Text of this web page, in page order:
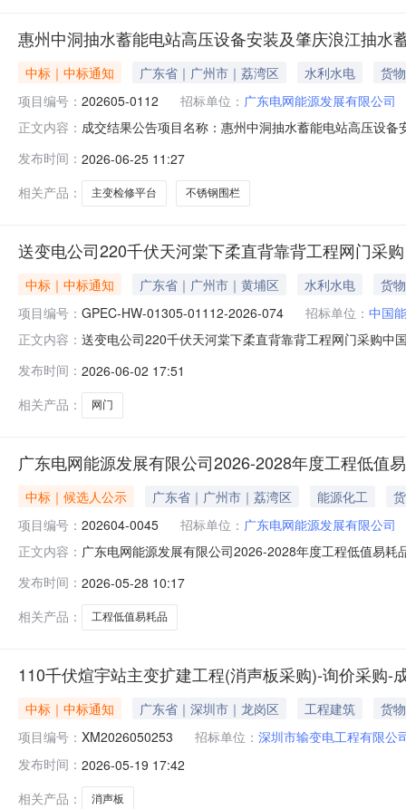
惠州中洞抽水蓄能电站高压设备安装及肇庆浪江抽
中标｜中标通知 广东省｜广州市｜荔湾区 水利水电
货物
项目编号： 202605-0112 招标单位： 广东电网能源发展有限公司
正文内容： 成交结果公告项目名称：惠州中洞抽水蓄能电站高压设
作日内完成代理服务费交纳，并将缴费凭证回传至中国
页面查看缴费信息。2、请成交单
发布时间： 2026-06-25 11:27
相关产品：
主变检修平台 不锈钢围栏
送变电公司220千伏天河棠下柔直背靠背工程网门采购
中标｜中标通知 广东省｜广州市｜黄埔区 水利水电
货物
项目编号： GPEC-HW-01305-01112-2026-074 招标单位： 中国
正文内容： 送变电公司220千伏天河棠下柔直背靠背工程网门采购中
河棠下柔直背靠背工程网门采购招标采购编号：GPEC-
2026/5/15
发布时间： 2026-06-02 17:51
相关产品：
网门
广东电网能源发展有限公司2026-2028年度工程低值
中标｜候选人公示 广东省｜广州市｜荔湾区 能源化工
项目编号： 202604-0045 招标单位： 广东电网能源发展有限公司
正文内容： 广东电网能源发展有限公司2026-2028年度工程低值易
一、中标候选人基本情况序号标的名称标包号中标候选
发布时间： 2026-05-28 10:17
相关产品：
工程低值易耗品
110千伏煊宇站主变扩建工程(消声板采购)-询价采购-
中标｜中标通知 广东省｜深圳市｜龙岗区 工程建筑
货物
项目编号： XM2026050253 招标单位： 深圳市输变电工程有限公
发布时间： 2026-05-19 17:42
相关产品：
消声板